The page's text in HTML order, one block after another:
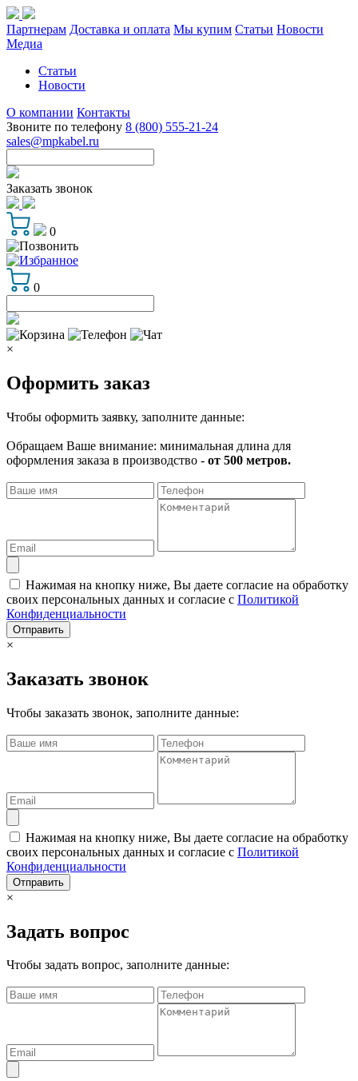
Партнерам Доставка и оплата Мы купим Статьи Новости
Медиа
Статьи
Новости
О компании Контакты
Звоните по телефону 8 (800) 555-21-24
sales@mpkabel.ru
Заказать звонок
0
0
×
Оформить заказ
Чтобы оформить заявку, заполните данные:
Обращаем Ваше внимание: минимальная длина для
оформления заказа в производство - от 500 метров.
Нажимая на кнопку ниже, Вы даете согласие на обработку
своих персональных данных и согласие с Политикой
Конфиденциальности
Отправить
×
Заказать звонок
Чтобы заказать звонок, заполните данные:
Нажимая на кнопку ниже, Вы даете согласие на обработку
своих персональных данных и согласие с Политикой
Конфиденциальности
Отправить
×
Задать вопрос
Чтобы задать вопрос, заполните данные: